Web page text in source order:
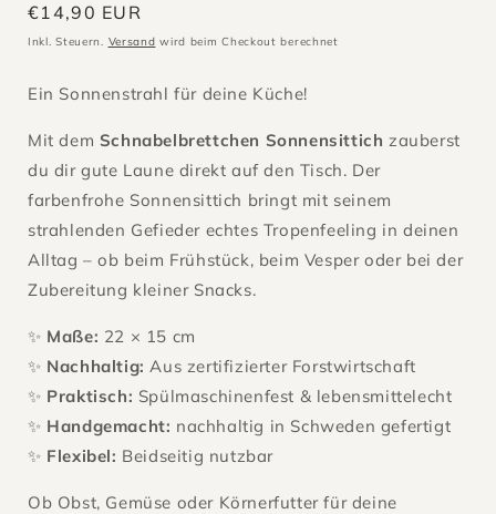
Normaler
Preis
€14,90 EUR
Inkl. Steuern. Versand wird beim Checkout berechnet
Ein Sonnenstrahl für deine Küche!
Mit dem Schnabelbrettchen Sonnensittich zauberst
du dir gute Laune direkt auf den Tisch. Der
farbenfrohe Sonnensittich bringt mit seinem
strahlenden Gefieder echtes Tropenfeeling in deinen
Alltag – ob beim Frühstück, beim Vesper oder bei der
Zubereitung kleiner Snacks.
✨ Maße: 22 × 15 cm
✨ Nachhaltig: Aus zertifizierter Forstwirtschaft
✨ Praktisch: Spülmaschinenfest & lebensmittelecht
✨ Handgemacht: nachhaltig in Schweden gefertigt
✨ Flexibel: Beidseitig nutzbar
Ob Obst, Gemüse oder Körnerfutter für deine